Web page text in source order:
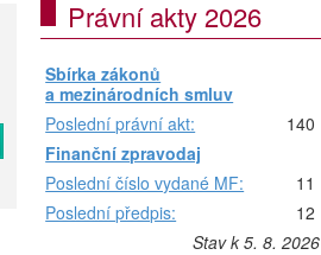
Právní akty 2026
Sbírka zákonů
a mezinárodních smluv
Poslední právní akt:
140
Finanční zpravodaj
Poslední číslo vydané MF:
11
Poslední předpis:
12
Stav k 5. 8. 2026